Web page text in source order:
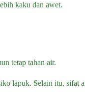
kaku dan awet.
tetap tahan air.
lapuk. Selain itu,